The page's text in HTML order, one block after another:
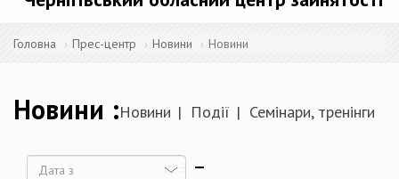
Головна Прес-центр Новини Новини
Новини Новини Події Семінари, тренінги